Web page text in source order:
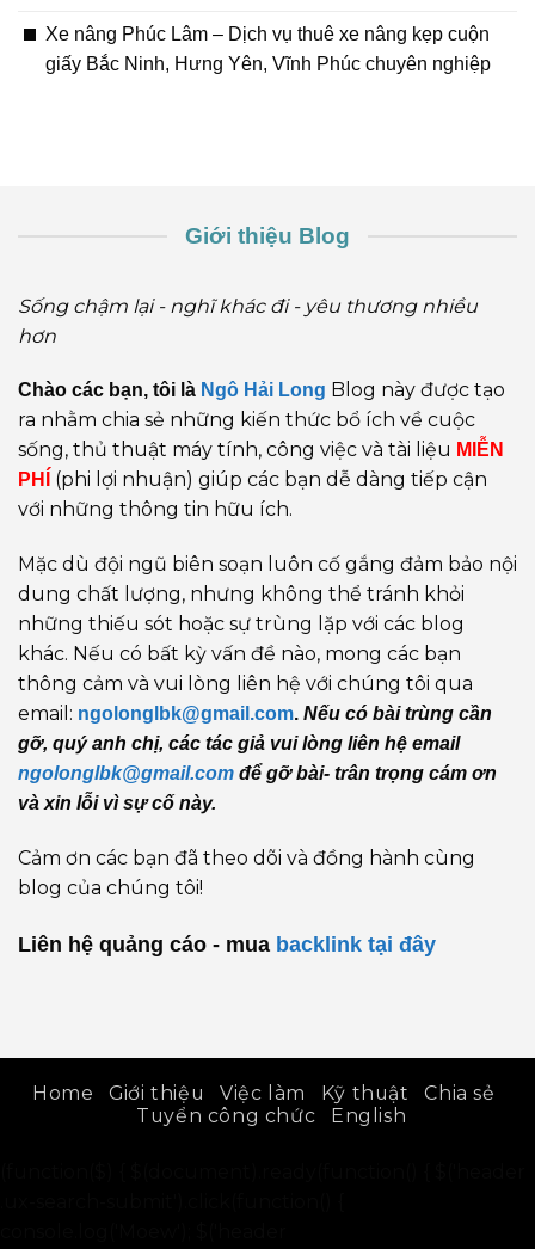
Xe nâng Phúc Lâm – Dịch vụ thuê xe nâng kẹp cuộn
giấy Bắc Ninh, Hưng Yên, Vĩnh Phúc chuyên nghiệp
Giới thiệu Blog
Sống chậm lại - nghĩ khác đi - yêu thương nhiều
hơn
Chào các bạn, tôi là Ngô Hải Long Blog này được tạo
ra nhằm chia sẻ những kiến thức bổ ích về cuộc
sống, thủ thuật máy tính, công việc và tài liệu MIỄN
PHÍ
(phi lợi nhuận) giúp các bạn dễ dàng tiếp cận
với những thông tin hữu ích.
Mặc dù đội ngũ biên soạn luôn cố gắng đảm bảo nội
dung chất lượng, nhưng không thể tránh khỏi
những thiếu sót hoặc sự trùng lặp với các blog
khác. Nếu có bất kỳ vấn đề nào, mong các bạn
thông cảm và vui lòng liên hệ với chúng tôi qua
email: ngolonglbk@gmail.com. Nếu có bài trùng cần
gỡ, quý anh chị, các tác giả vui lòng liên hệ email
ngolonglbk@gmail.com để gỡ bài- trân trọng cám ơn
và xin lỗi vì sự cố này.
Cảm ơn các bạn đã theo dõi và đồng hành cùng
blog của chúng tôi!
Liên hệ quảng cáo - mua backlink tại đây
Home Giới thiệu Việc làm Kỹ thuật
Chia sẻ
Tuyển công chức
English